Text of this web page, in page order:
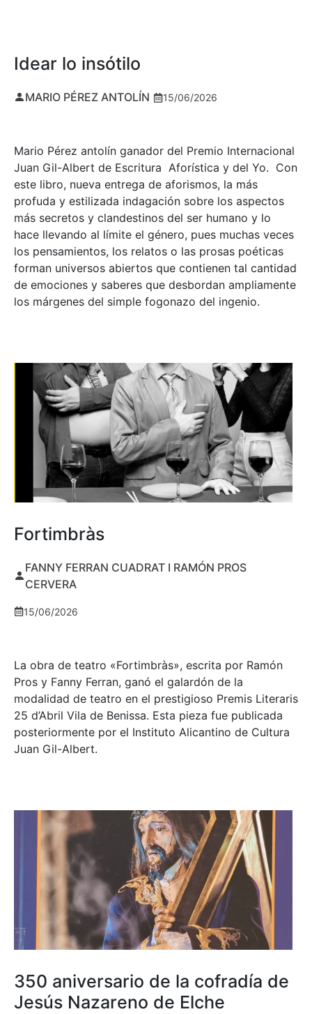
Idear lo insótilo
MARIO PÉREZ ANTOLÍN 15/06/2026
Mario Pérez antolín ganador del Premio Internacional
Juan Gil-Albert de Escritura Aforística y del Yo. Con
este libro, nueva entrega de aforismos, la más
profuda y estilizada indagación sobre los aspectos
más secretos y clandestinos del ser humano y lo
hace llevando al límite el género, pues muchas veces
los pensamientos, los relatos o las prosas poéticas
forman universos abiertos que contienen tal cantidad
de emociones y saberes que desbordan ampliamente
los márgenes del simple fogonazo del ingenio.
Fortimbràs
FANNY FERRAN CUADRAT I RAMÓN PROS
CERVERA
15/06/2026
La obra de teatro «Fortimbràs», escrita por Ramón
Pros y Fanny Ferran, ganó el galardón de la
modalidad de teatro en el prestigioso Premis Literaris
25 d’Abril Vila de Benissa. Esta pieza fue publicada
posteriormente por el Instituto Alicantino de Cultura
Juan Gil-Albert.
350 aniversario de la cofradía de
Jesús Nazareno de Elche